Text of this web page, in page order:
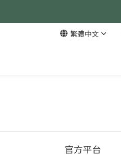
繁體中文
官方平台